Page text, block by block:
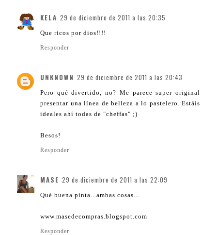
KELA 29 de diciembre de 2011 a las 20:35
Que ricos por dios!!!!
Responder
UNKNOWN 29 de diciembre de 2011 a las 20:43
Pero qué divertido, no? Me parece super original
presentar una línea de belleza a lo pastelero. Estáis
ideales ahí todas de "cheffas" ;)
Besos!
Responder
MASE 29 de diciembre de 2011 a las 22:09
Qué buena pinta...ambas cosas...
www.masedecompras.blogspot.com
Responder